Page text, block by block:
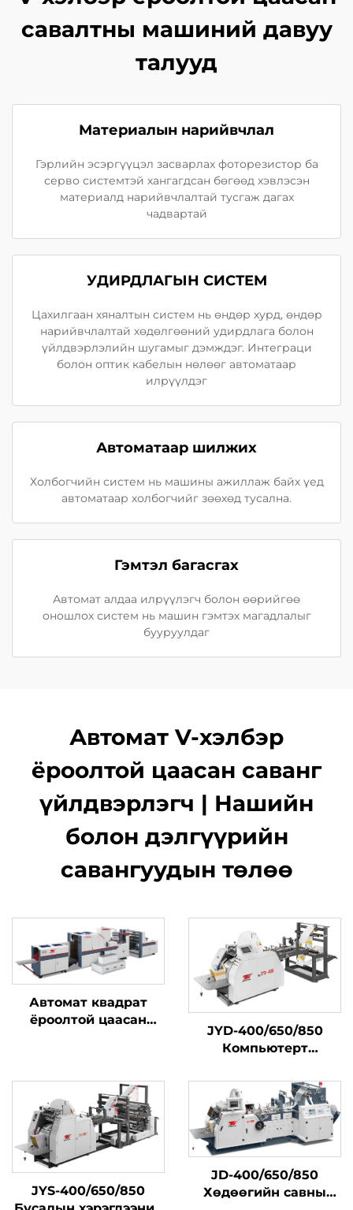
савалтны машиний давуу
талууд
Материалын нарийвчлал
Гэрлийн эсэргүүцэл засварлах фоторезистор ба
серво системтэй хангагдсан бөгөөд хэвлэсэн
материалд нарийвчлалтай тусгаж дагах
чадвартай
УДИРДЛАГЫН СИСТЕМ
Цахилгаан хяналтын систем нь өндөр хурд, өндөр
нарийвчлалтай хөдөлгөөний удирдлага болон
үйлдвэрлэлийн шугамыг дэмждэг. Интеграци
болон оптик кабелын нөлөөг автоматаар
илрүүлдэг
Автоматаар шилжих
Холбогчийн систем нь машины ажиллаж байх үед
автоматаар холбогчийг зөөхөд тусална.
Гэмтэл багасгах
Автомат алдаа илрүүлэгч болон өөрийгөө
оношлох систем нь машин гэмтэх магадлалыг
бууруулдаг
Автомат V-хэлбэр
ёроолтой цаасан саванг
үйлдвэрлэгч | Нашийн
болон дэлгүүрийн
савангуудын төлөө
Автомат квадрат
ёроолтой цаасан
JYD-400/650/850
Компьютерт
хурдан шар бүстэй
цахилгаан сумын
бичиг бана бий
болгох машины
JYS-400/650/850
JD-400/650/850
Хөдөөгийн савны